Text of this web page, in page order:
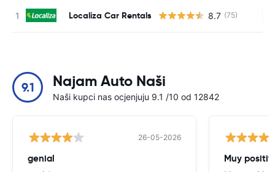
Localiza Car Rentals 8.7 (75)
9.1 Najam Auto Naši
Naši kupci nas ocjenjuju 9.1 /10 od 12842
26-05-2026
genial Muy